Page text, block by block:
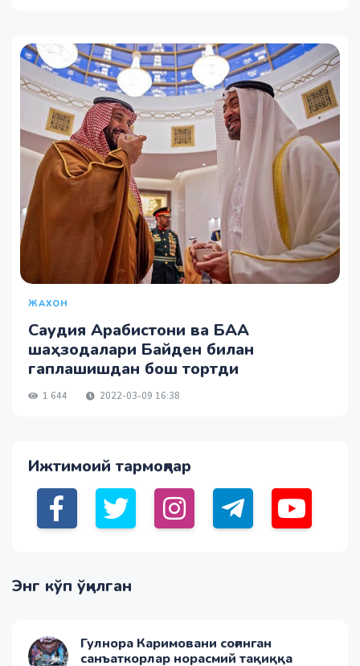
ЖАХОН
Саудия Арабистони ва БАА
шаҳзодалари Байден билан
гаплашишдан бош тортди
1 644 2022-03-09 16:38
Ижтимоий тармоқлар
Энг кўп ўқилган
Гулнора Каримовани соғинган
санъаткорлар норасмий тақиққа